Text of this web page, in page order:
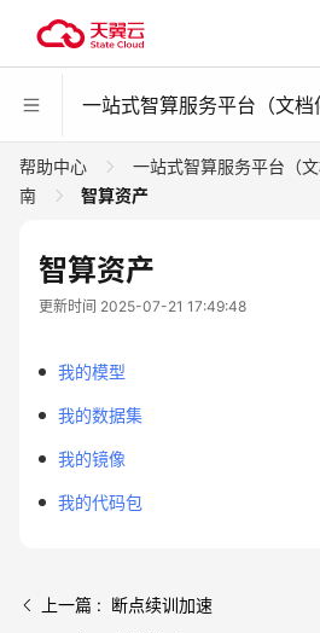
一站式智算服务平台（文档
帮助中心 一站式智算服务平台（
南
智算资产
智算资产
更新时间 2025-07-21 17:49:48
我的模型
我的数据集
我的镜像
我的代码包
上一篇 : 断点续训加速